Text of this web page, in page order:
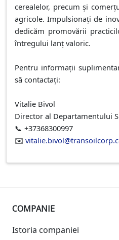
cerealelor, precum și
agricole. Impulsionați de
dedicăm promovării
întregului lanț valoric.
Pentru informații
să contactați:
Vitalie Bivol
Director al Departamentului
📞 +37368300997
✉️
COMPANIE
Istoria companiei